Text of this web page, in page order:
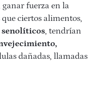
ganar fuerza en la
ciertos alimentos,
, tendrían
dañadas, llamadas